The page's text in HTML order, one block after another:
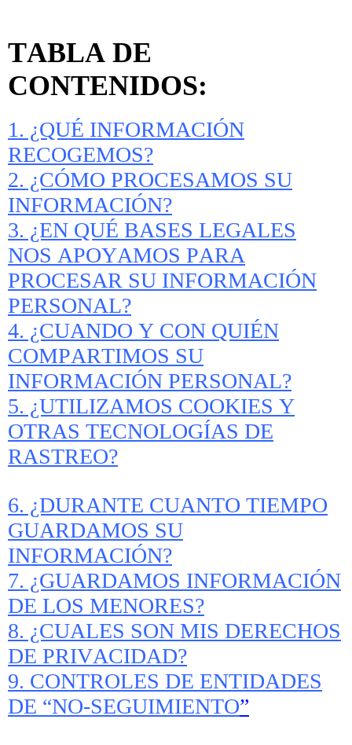
TABLA DE
CONTENIDOS:
1. ¿QUÉ INFORMACIÓN
RECOGEMOS?
2. ¿CÓMO PROCESAMOS SU
INFORMACIÓN?
3. ¿EN QUÉ BASES LEGALES
NOS APOYAMOS PARA
PROCESAR SU INFORMACIÓN
PERSONAL?
4. ¿CUANDO Y CON QUIÉN
COMPARTIMOS SU
INFORMACIÓN PERSONAL?
5. ¿UTILIZAMOS COOKIES Y
OTRAS TECNOLOGÍAS DE
RASTREO?
6. ¿DURANTE CUANTO TIEMPO
GUARDAMOS SU
INFORMACIÓN?
7. ¿GUARDAMOS INFORMACIÓN
DE LOS MENORES?
8. ¿CUALES SON MIS DERECHOS
DE PRIVACIDAD?
9. CONTROLES DE ENTIDADES
DE “NO-SEGUIMIENTO”